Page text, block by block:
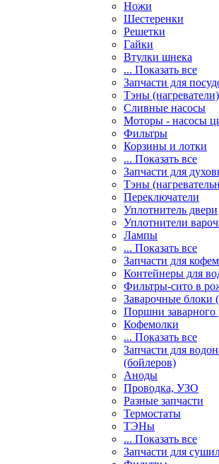
Ножи
Шестеренки
Решетки
Гайки
Втулки шнека
... Показать все
Запчасти для
Тэны (нагреватели)
Сливные насосы
Моторы - насосы
Фильтры
Корзины и лотки
... Показать все
Запчасти для
Тэны
Переключатели
Уплотнитель двери
Уплотнители
Лампы
... Показать все
Запчасти для
Контейнеры для
Фильтры-сито в
Заварочные блоки
Поршни заварного
Кофемолки
... Показать все
Запчасти для
(бойлеров)
Аноды
Проводка, УЗО
Разные запчасти
Термостаты
ТЭНы
... Показать все
Запчасти для